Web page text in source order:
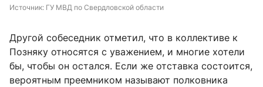
Источник: ГУ МВД по Свердловской области
Другой собеседник отметил, что в коллективе к
Позняку относятся с уважением, и многие хотели
бы, чтобы он остался. Если же отставка состоится,
вероятным преемником называют полковника